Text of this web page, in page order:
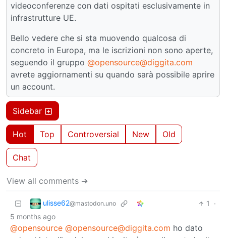
videoconferenze con dati ospitati esclusivamente in
infrastrutture UE.
Bello vedere che si sta muovendo qualcosa di
concreto in Europa, ma le iscrizioni non sono aperte,
seguendo il gruppo @opensource@diggita.com
avrete aggiornamenti su quando sarà possibile aprire
un account.
Sidebar
Hot Top Controversial New Old
Chat
View all comments ➔
ulisse62@mastodon.uno 1
·
5 months ago
@opensource @opensource@diggita.com ho dato